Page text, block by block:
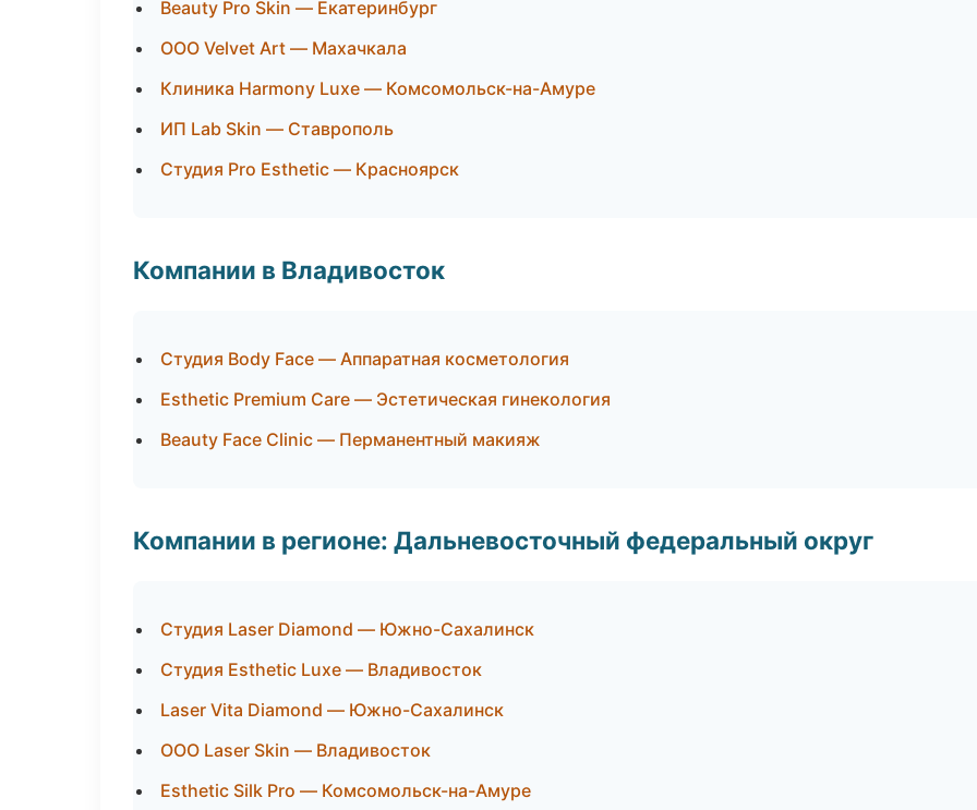
Beauty Pro Skin — Екатеринбург
ООО Velvet Art — Махачкала
Клиника Harmony Luxe — Комсомольск-на-Амуре
ИП Lab Skin — Ставрополь
Студия Pro Esthetic — Красноярск
Компании в Владивосток
Студия Body Face — Аппаратная косметология
Esthetic Premium Care — Эстетическая гинекология
Beauty Face Clinic — Перманентный макияж
Компании в регионе: Дальневосточный федеральный округ
Студия Laser Diamond — Южно-Сахалинск
Студия Esthetic Luxe — Владивосток
Laser Vita Diamond — Южно-Сахалинск
ООО Laser Skin — Владивосток
Esthetic Silk Pro — Комсомольск-на-Амуре